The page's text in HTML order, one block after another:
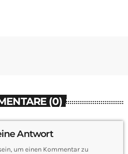
(0)
Antwort
um einen Kommentar zu